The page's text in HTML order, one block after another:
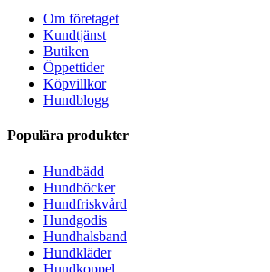
Om företaget
Kundtjänst
Butiken
Öppettider
Köpvillkor
Hundblogg
Populära produkter
Hundbädd
Hundböcker
Hundfriskvård
Hundgodis
Hundhalsband
Hundkläder
Hundkoppel